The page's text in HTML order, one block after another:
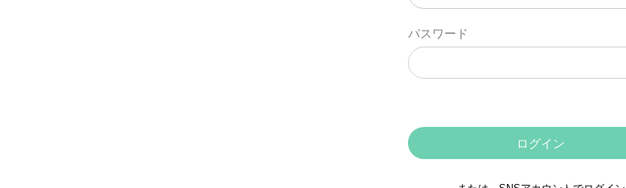
パスワード